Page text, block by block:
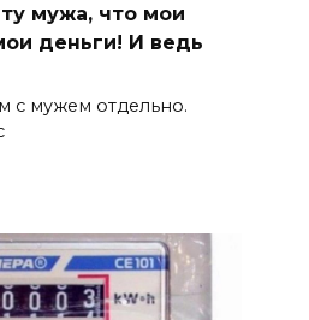
мужа, что мои
деньги! И ведь
с мужем отдельно.